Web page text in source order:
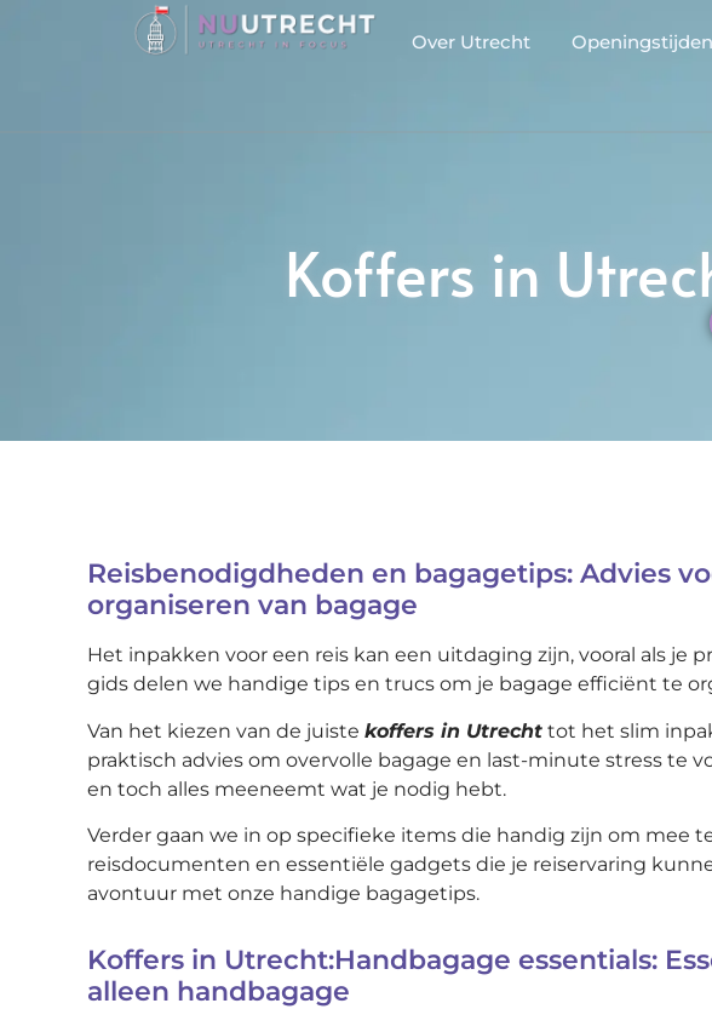
Over Utrecht
Koffers in
Reisbenodigdheden en bagagetips: Advies
organiseren van bagage
Het inpakken voor een reis kan een uitdaging zijn, vooral als je
gids delen we handige tips en trucs om je bagage efficiënt te
Van het kiezen van de juiste koffers in Utrecht tot het slim
praktisch advies om overvolle bagage en last-minute stress te
en toch alles meeneemt wat je nodig hebt.
Verder gaan we in op specifieke items die handig zijn om mee
reisdocumenten en essentiële gadgets die je reiservaring
avontuur met onze handige bagagetips.
Koffers in Utrecht:Handbagage essentials:
alleen handbagage